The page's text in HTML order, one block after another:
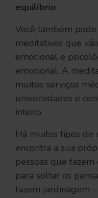
equilíbrio
Você também pode
meditativos que
emocional e
emocional. A
muitos serviços
universidades e
inteiro.
Há muitos tipos de
encontra a sua
pessoas que
para soltar os
fazem jardinagem